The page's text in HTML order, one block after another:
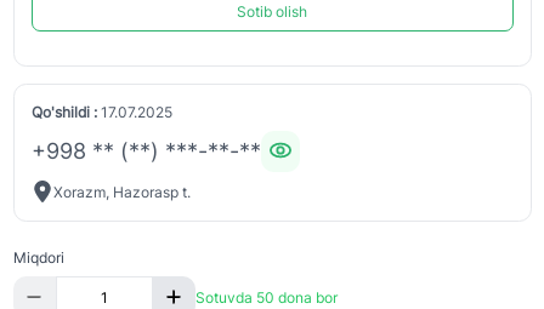
Sotib olish
Qo'shildi :17.07.2025
+998 ** (**) ***-**-**
Xorazm, Hazorasp t.
Miqdori
Sotuvda 50 dona bor